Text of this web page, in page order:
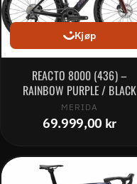
Kjøp
REACTO 8000 (436) –
RAINBOW PURPLE / BLACK
MERIDA
69.999,00 kr